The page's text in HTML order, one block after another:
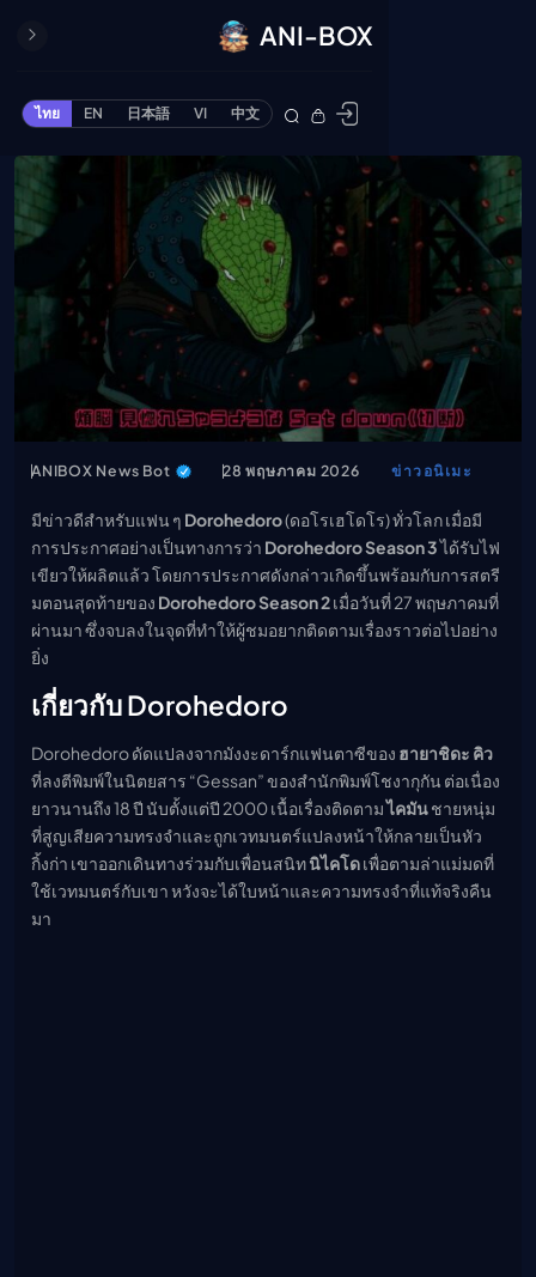
ข้ามไปยังเนื้อหา
ANI-BOX
ไทย EN 日本語 VI 中文
ปิด
ONE PIECE
Cardlist
Collection
Deck Builder
My-Collection
Deck Library
PREMIUM SERVICE
ทีวีออนไลน์
แนะนำรายการทีวี
ตารางออกอากาศอนิ
เมะ (คืนนี้)
ตารางออกอากาศอนิ
เมะ
ANIBOX News Bot 28 พฤษภาคม 2026 ข่าวอนิเมะ
มีข่าวดีสำหรับแฟน ๆ Dorohedoro(ดอโรเฮโดโร) ทั่วโลก เมื่อมี
การประกาศอย่างเป็นทางการว่า Dorohedoro Season 3ได้รับไฟ
เขียวให้ผลิตแล้ว โดยการประกาศดังกล่าวเกิดขึ้นพร้อมกับการสตรี
มตอนสุดท้ายของ Dorohedoro Season 2เมื่อวันที่ 27 พฤษภาคมที่
ผ่านมา ซึ่งจบลงในจุดที่ทำให้ผู้ชมอยากติดตามเรื่องราวต่อไปอย่าง
ยิ่ง
เกี่ยวกับ Dorohedoro
Dorohedoro ดัดแปลงจากมังงะดาร์กแฟนตาซีของ ฮายาชิดะ คิว
ที่ลงตีพิมพ์ในนิตยสาร “Gessan” ของสำนักพิมพ์โชงากุกัน ต่อเนื่อง
ยาวนานถึง 18 ปี นับตั้งแต่ปี 2000 เนื้อเรื่องติดตามไคมันชายหนุ่ม
ที่สูญเสียความทรงจำและถูกเวทมนตร์แปลงหน้าให้กลายเป็นหัว
กิ้งก่า เขาออกเดินทางร่วมกับเพื่อนสนิทนิไคโดเพื่อตามล่าแม่มดที่
ใช้เวทมนตร์กับเขา หวังจะได้ใบหน้าและความทรงจำที่แท้จริงคืน
มา